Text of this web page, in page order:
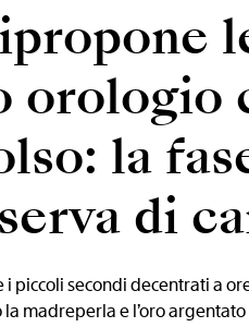
la
di
piccoli secondi decentrati a
madreperla e l’oro